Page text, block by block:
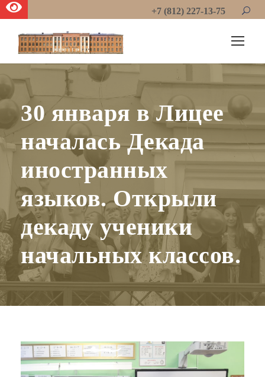
+7 (812) 227-13-75
30 января в Лицее
началась Декада
иностранных
языков. Открыли
декаду ученики
начальных классов.